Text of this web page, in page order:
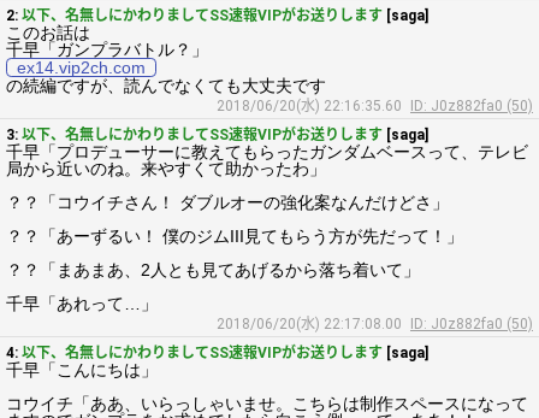
2: 以下、名無しにかわりましてSS速報VIPがお送りします [saga]
このお話は
千早「ガンプラバトル？」
ex14.vip2ch.com
の続編ですが、読んでなくても大丈夫です
2018/06/20(水) 22:16:35.60
ID: J0z882fa0 (50)
3: 以下、名無しにかわりましてSS速報VIPがお送りします [saga]
千早「プロデューサーに教えてもらったガンダムベースって、テレビ
局から近いのね。来やすくて助かったわ」
？？「コウイチさん！ ダブルオーの強化案なんだけどさ」
？？「あーずるい！ 僕のジムIII見てもらう方が先だって！」
？？「まあまあ、2人とも見てあげるから落ち着いて」
千早「あれって…」
2018/06/20(水) 22:17:08.00
ID: J0z882fa0 (50)
4: 以下、名無しにかわりましてSS速報VIPがお送りします [saga]
千早「こんにちは」
コウイチ「ああ、いらっしゃいませ。こちらは制作スペースになって